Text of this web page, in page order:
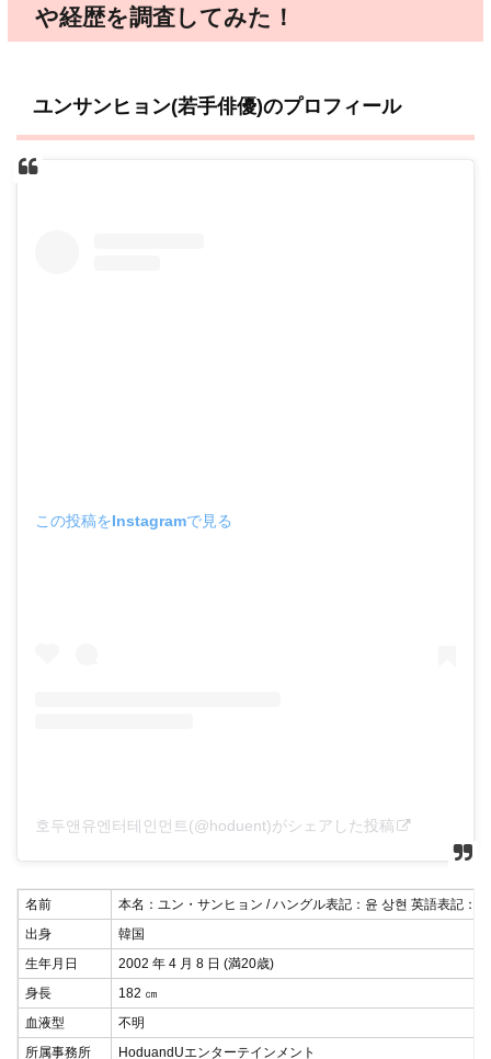
や経歴を調査してみた！
ユンサンヒョン(若手俳優)のプロフィール
この投稿をInstagramで見る
호두앤유엔터테인먼트(@hoduent)がシェアした投稿
名前
本名：ユン・サンヒョン / ハングル表記：윤 상현 英語表記：
出身
韓国
生年月日
2002 年 4 月 8 日 (満20歳)
身長
182 ㎝
血液型
不明
所属事務所
HoduandUエンターテインメント